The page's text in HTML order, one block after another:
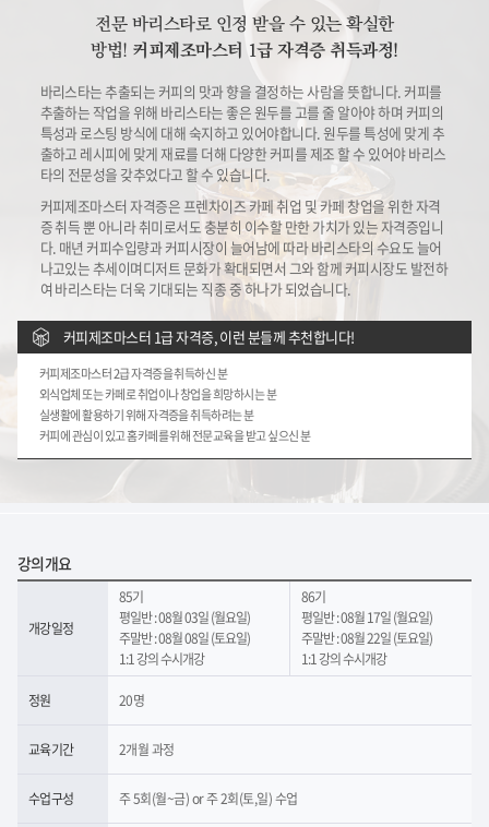
전문 바리스타로 인정 받을 수 있는 확실한
방법! 커피제조마스터 1급 자격증 취득과정!
바리스타는 추출되는 커피의 맛과 향을 결정하는 사람을 뜻합니다. 커피를
추출하는 작업을 위해 바리스타는 좋은 원두를 고를 줄 알아야 하며 커피의
특성과 로스팅 방식에 대해 숙지하고 있어야합니다. 원두를 특성에 맞게 추
출하고 레시피에 맞게 재료를 더해 다양한 커피를 제조 할 수 있어야 바리스
타의 전문성을 갖추었다고 할 수 있습니다.
커피제조마스터 자격증은 프렌차이즈 카페 취업 및 카페 창업을 위한 자격
증 취득 뿐 아니라 취미로서도 충분히 이수할 만한가치가 있는 자격증입니
다. 매년 커피수입량과 커피시장이 늘어남에 따라 바리스타의 수요도 늘어
나고있는 추세이며디저트 문화가 확대되면서 그와 함께 커피시장도 발전하
여 바리스타는 더욱 기대되는 직종 중 하나가 되었습니다.
커피제조마스터 1급 자격증, 이런 분들께 추천합니다!
커피제조마스터 2급 자격증을 취득하신 분
외식업체 또는 카페로 취업이나 창업을 희망하시는 분
실생활에 활용하기 위해 자격증을 취득하려는 분
커피에 관심이 있고 홈카페를 위해 전문교육을 받고 싶으신 분
강의개요
개강일정
85기
평일반 : 08월 03일 (월요일)
주말반 : 08월 08일 (토요일)
1:1 강의 수시개강
86기
평일반 : 08월 17일 (월요일)
주말반 : 08월 22일 (토요일)
1:1 강의 수시개강
정원 20명
교육기간 2개월 과정
수업구성 주 5회(월~금) or 주 2회(토,일) 수업